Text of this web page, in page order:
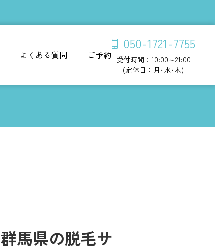
よくある質問 ご予約
050-1721-7755
受付時間：10:00～21:00
(定休日：月･水･木)
群馬県の脱毛サ